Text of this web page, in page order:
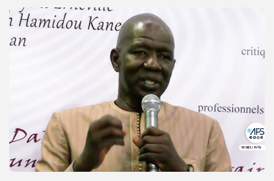
Search Search